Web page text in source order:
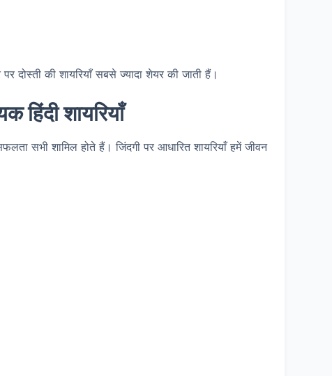
की शायरियाँ सबसे ज्यादा शेयर की जाती हैं।
हिंदी शायरियाँ
सभी शामिल होते हैं। जिंदगी पर आधारित शायरियाँ हमें जीवन